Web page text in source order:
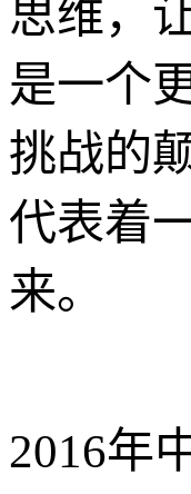
思维，
是一个
挑战的
代表着
来。
2016年